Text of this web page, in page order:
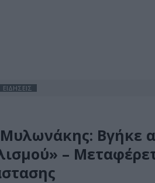
ΕΙΔΗΣΕΙΣ
Μυλωνάκης: Βγήκε
–